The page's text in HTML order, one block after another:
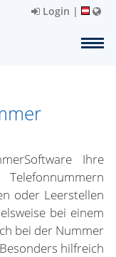
Login |
Ihre
oder Leerstellen
bei einem
bei der Nummer
hilfreich